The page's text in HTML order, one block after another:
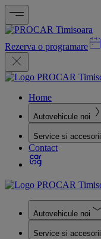
Rezerva o programare
Home
Autovehicule noi
Service si accesorii
Contact
Autovehicule noi
Service si accesorii